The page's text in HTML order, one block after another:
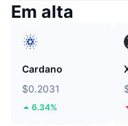
Em alta
Cardano
$0.2031
6.34%